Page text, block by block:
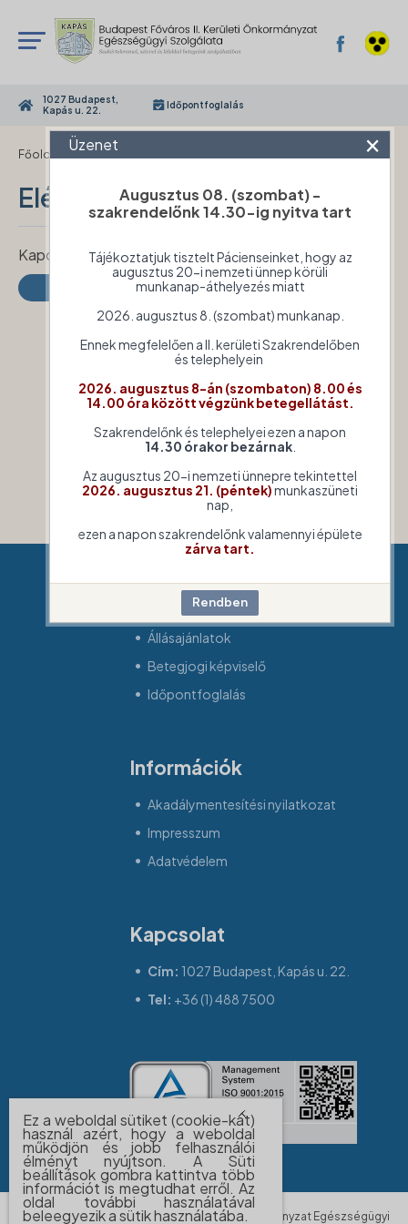
1027 Budapest,
Kapás u. 22.
Időpontfoglalás
Főoldal › Elérhetőségek
Elérhetőségek
Kapcsolat menüpont tartalma
Gyorsmenü
Állásajánlatok
Betegjogi képviselő
Időpontfoglalás
Információk
Akadálymentesítési nyilatkozat
Impresszum
Adatvédelem
Kapcsolat
Cím: 1027 Budapest, Kapás u. 22.
Tel: +36 (1) 488 7500
© 2026 BUDAPEST FŐVÁROS II. Kerületi Önkormányzat Egészségügyi
Ez a weboldal sütiket (cookie-kat)
használ azért, hogy a weboldal
működjön és jobb felhasználói
élményt nyújtson. A Süti
beállítások gombra kattintva több
információt is megtudhat erről. Az
oldal további használatával
beleegyezik a sütik használatába.
Üzenet ×
Augusztus 08. (szombat) -
szakrendelőnk 14.30-ig nyitva tart
Tájékoztatjuk tisztelt Pácienseinket, hogy az
augusztus 20-i nemzeti ünnep körüli
munkanap-áthelyezés miatt
2026. augusztus 8. (szombat) munkanap.
Ennek megfelelően a II. kerületi Szakrendelőben
és telephelyein
2026. augusztus 8-án (szombaton) 8.00 és
14.00 óra között végzünk betegellátást.
Szakrendelőnk és telephelyei ezen a napon
14.30 órakor bezárnak.
Az augusztus 20-i nemzeti ünnepre tekintettel
2026. augusztus 21. (péntek)munkaszüneti
nap,
ezen a napon szakrendelőnk valamennyi épülete
zárva tart.